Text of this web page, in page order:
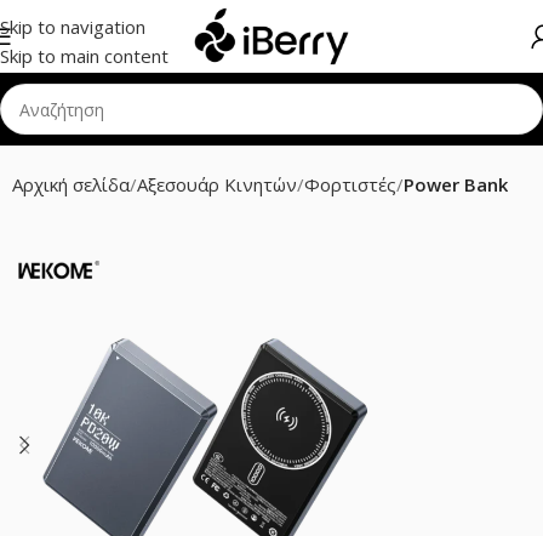
Skip to navigation
Skip to main content
Αρχική σελίδα Αξεσουάρ Κινητών Φορτιστές Power Bank